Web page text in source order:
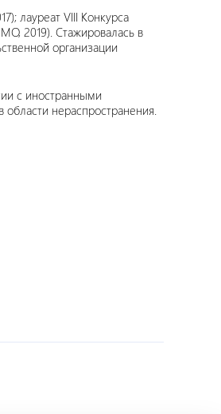
лауреат VIII Конкурса
2019). Стажировалась в
организации
с иностранными
области нераспространения.